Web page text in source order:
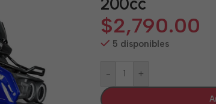
$2,790.00
5 disponibles
- +